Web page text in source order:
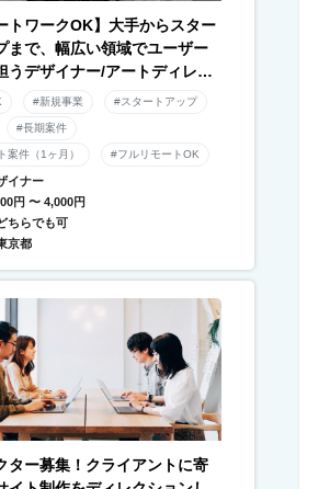
トワークOK】大手からスター
まで、幅広い領域でユーザー
うデザイナー/アートディレク
！
#新規事業 #スタートアップ
#長期案件
案件（1ヶ月） #フルリモートOK
イナー
円 〜 4,000円
ちらでも可
京都
ター募集！クライアントに寄